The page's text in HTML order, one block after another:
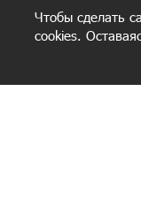
Чтобы сделать
cookies.